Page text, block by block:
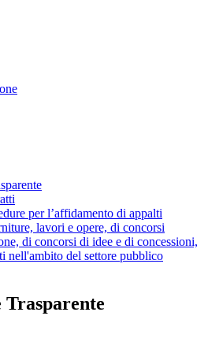
per l’affidamento di appalti
lavori e opere, di concorsi
di concorsi di idee e di concessioni,
nell'ambito del settore pubblico